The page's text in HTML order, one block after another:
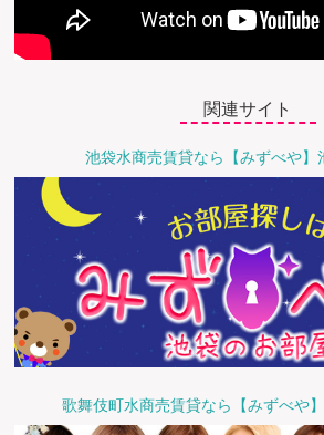
関連サイト
池袋水商売賃貸なら【みずべや】
歌舞伎町水商売賃貸なら【みずべや